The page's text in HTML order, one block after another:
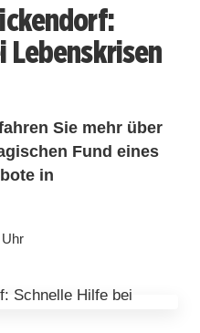
Lebenskrisen
Sie mehr über
Fund eines
in